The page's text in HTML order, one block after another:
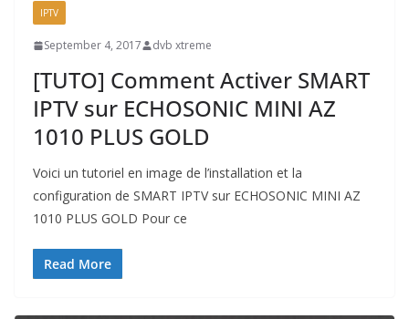
IPTV
September 4, 2017 dvb xtreme
[TUTO] Comment Activer SMART
IPTV sur ECHOSONIC MINI AZ
1010 PLUS GOLD
Voici un tutoriel en image de l’installation et la
configuration de SMART IPTV sur ECHOSONIC MINI AZ
1010 PLUS GOLD Pour ce
Read More